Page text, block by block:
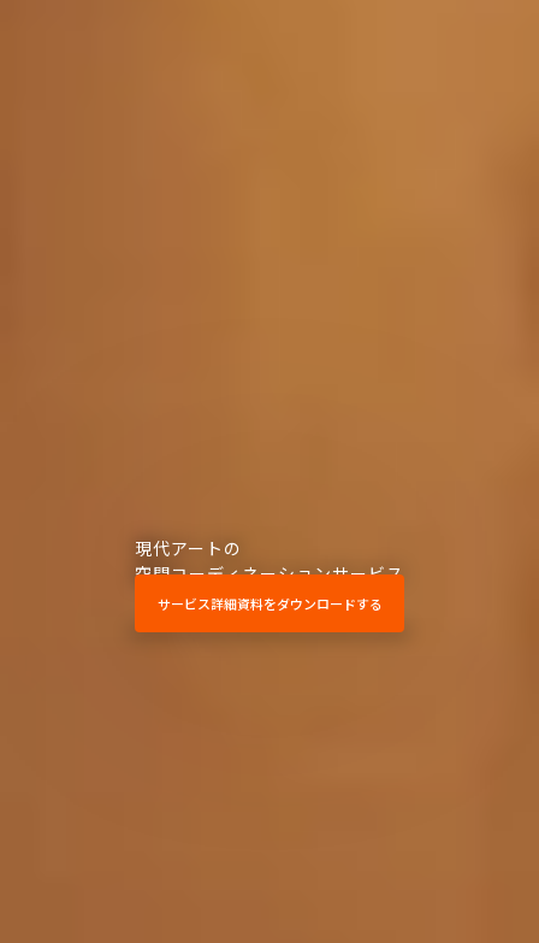
現代アートの
空間コーディネーションサービス
サービス詳細資料をダウンロードする